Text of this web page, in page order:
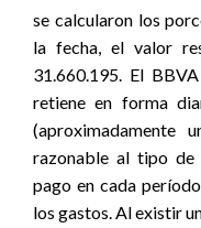
se calcularon los
la fecha, el valor
31.660.195. El
retiene en forma
(aproximadamente
razonable al tipo de
pago en cada
los gastos. Al existir